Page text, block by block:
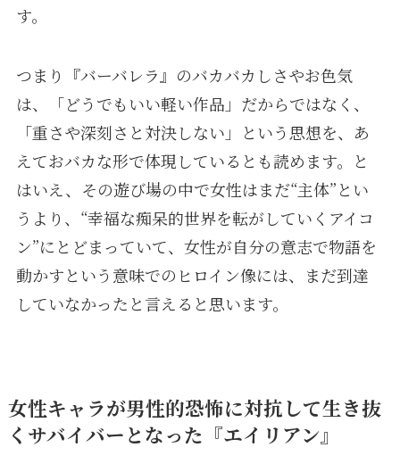
す。
つまり『バーバレラ』のバカバカしさやお色気
は、「どうでもいい軽い作品」だからではなく、
「重さや深刻さと対決しない」という思想を、あ
えておバカな形で体現しているとも読めます。と
はいえ、その遊び場の中で女性はまだ“主体”とい
うより、“幸福な痴呆的世界を転がしていくアイコ
ン”にとどまっていて、女性が自分の意志で物語を
動かすという意味でのヒロイン像には、まだ到達
していなかったと言えると思います。
女性キャラが男性的恐怖に対抗して生き抜
くサバイバーとなった『エイリアン』